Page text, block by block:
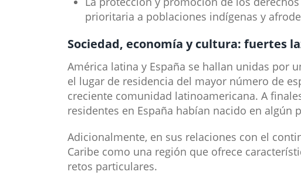
prioritaria a poblaciones indígenas y
Sociedad, economía y cultura: fuertes
América latina y España se hallan unidas por
el lugar de residencia del mayor número de
creciente comunidad latinoamericana. A
residentes en España habían nacido en algún
Adicionalmente, en sus relaciones con el
Caribe como una región que ofrece
retos particulares.